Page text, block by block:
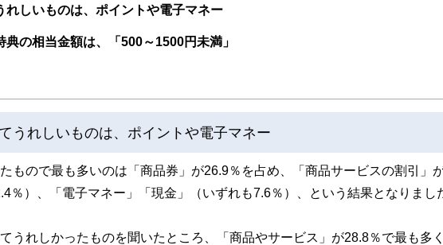
ことで、読者目線のコンテンツを追求しています。
ルプランナー、弁護士、税理士、宅地建物取引士、相続診断士、住宅ローンアドバイザー、DCプラン
書士、投資アナリスト、キャリアコンサルタントなど150名以上の有資格者を執筆者・監修者として迎
アを提供するお金のコンシェルジュを目指します。
しいものは、ポイントや電子マネー
の相当金額は、「500～1500円未満」
うれしいものは、ポイントや電子マネー
もので最も多いのは「商品券」が26.9％を占め、「商品サービスの割引」
％）、「電子マネー」「現金」（いずれも7.6％）、という結果となりまし
うれしかったものを聞いたところ、「商品やサービス」が28.8％で最も多く